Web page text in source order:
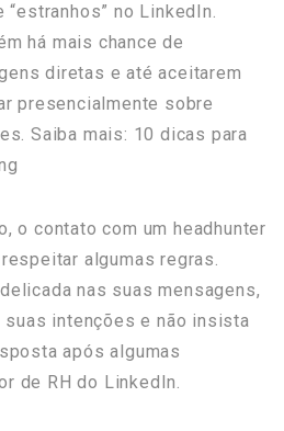
no LinkedIn.
há mais chance de
diretas e até aceitarem
presencialmente sobre
Saiba mais: 10 dicas para
o contato com um headhunter
algumas regras.
nas suas mensagens,
intenções e não insista
após algumas
de RH do LinkedIn.